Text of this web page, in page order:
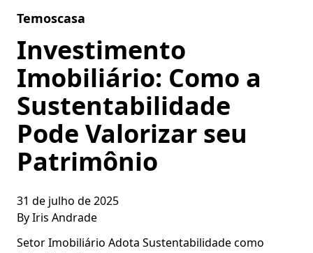
Temoscasa
Investimento
Imobiliário: Como a
Sustentabilidade
Pode Valorizar seu
Patrimônio
31 de julho de 2025
ByIris Andrade
Setor Imobiliário Adota Sustentabilidade como